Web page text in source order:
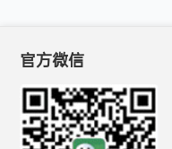
官方微信